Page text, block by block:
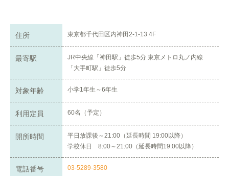
住所 東京都千代田区内神田2-1-13 4F
最寄駅
JR中央線「神田駅」徒歩5分 東京メトロ丸ノ内線
「大手町駅」徒歩5分
対象年齢 小学1年生～6年生
利用定員 60名（予定）
開所時間
平日放課後～21:00（延長時間 19:00以降）
学校休日 8:00～21:00（延長時間19:00以降）
電話番号 03-5289-3580